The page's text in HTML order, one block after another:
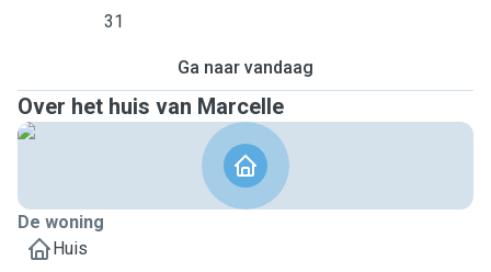
31
Ga naar vandaag
Over het huis van Marcelle
De woning
Huis